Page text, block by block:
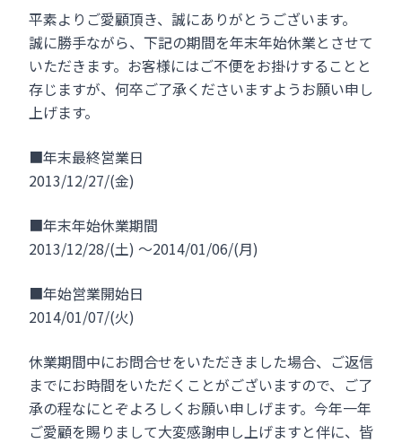
平素よりご愛顧頂き、誠にありがとうございます。
誠に勝手ながら、下記の期間を年末年始休業とさせて
いただきます。お客様にはご不便をお掛けすることと
存じますが、何卒ご了承くださいますようお願い申し
上げます。
■年末最終営業日
2013/12/27/(金)
■年末年始休業期間
2013/12/28/(土) ～2014/01/06/(月)
■年始営業開始日
2014/01/07/(火)
休業期間中にお問合せをいただきました場合、ご返信
までにお時間をいただくことがございますので、ご了
承の程なにとぞよろしくお願い申しげます。今年一年
ご愛顧を賜りまして大変感謝申し上げますと伴に、皆